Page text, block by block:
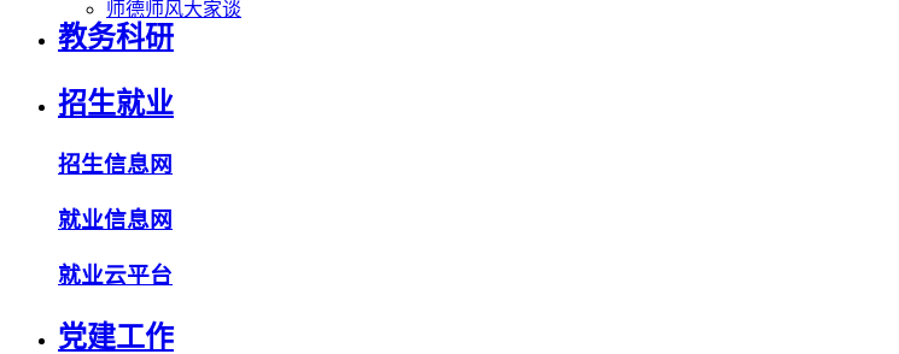
师德师风大家谈
教务科研
招生就业
招生信息网
就业信息网
就业云平台
党建工作